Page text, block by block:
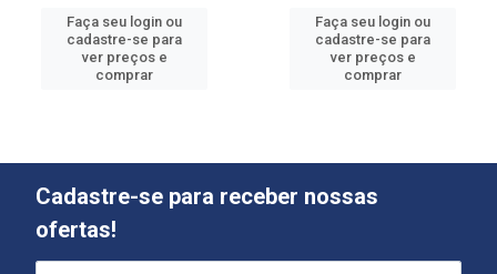
Faça seu login ou
cadastre-se para
ver preços e
comprar
Faça seu login ou
cadastre-se para
ver preços e
comprar
Cadastre-se para receber nossas
ofertas!